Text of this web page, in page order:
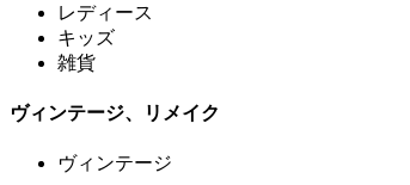
レディース
キッズ
雑貨
ヴィンテージ、リメイク
ヴィンテージ